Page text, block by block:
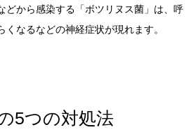
どから感染する「ボツリヌス菌」は、呼
なるなどの神経症状が現れます。
5つの対処法